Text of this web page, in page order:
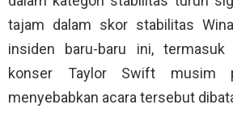
tajam dalam skor stabilitas
insiden baru-baru ini,
konser Taylor Swift musim
menyebabkan acara tersebut